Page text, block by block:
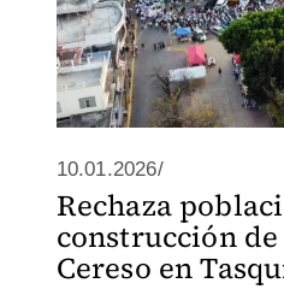
10.01.2026/
Rechaza
construcción
Cereso en